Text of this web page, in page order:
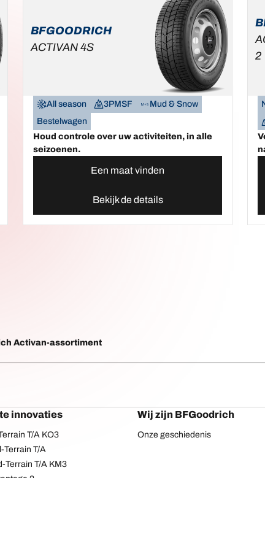
BFGOODRICH
ACTIVAN 4S
All season 3PMSF
Mud & Snow
Bestelwagen
Houd controle over uw activiteiten, in alle
seizoenen.
Een maat vinden
Bekijk de details
2
Activan-assortiment
innovaties
T/A KO3
Terrain T/A
Terrain T/A KM3
2
Wij zijn BFGoodrich
Onze geschiedenis